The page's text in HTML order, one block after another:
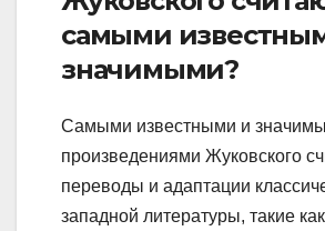
самыми
значимыми?
Самыми известными и
произведениями Жуковского
переводы и адаптации
западной литературы, такие